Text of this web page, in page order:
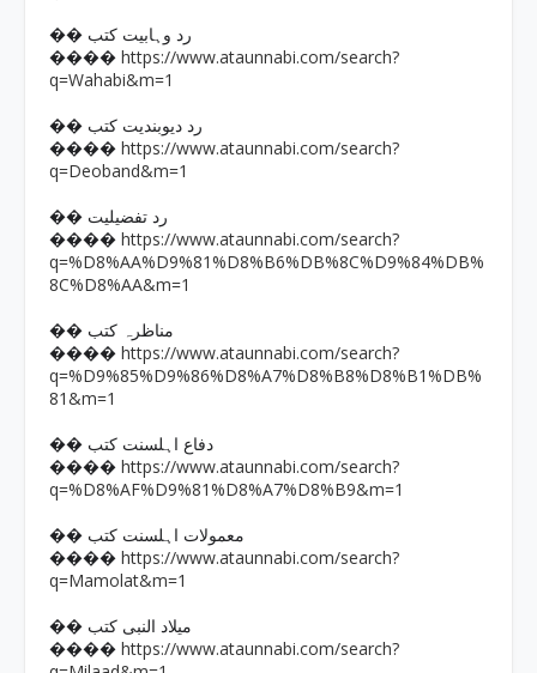
�� رد وہابیت کتب
���� https://www.ataunnabi.com/search?
q=Wahabi&m=1
�� رد دیوبندیت کتب
���� https://www.ataunnabi.com/search?
q=Deoband&m=1
�� رد تفضیلیت
���� https://www.ataunnabi.com/search?
q=%D8%AA%D9%81%D8%B6%DB%8C%D9%84%DB%
8C%D8%AA&m=1
�� مناظرہ کتب
���� https://www.ataunnabi.com/search?
q=%D9%85%D9%86%D8%A7%D8%B8%D8%B1%DB%
81&m=1
�� دفاع اہلسنت کتب
���� https://www.ataunnabi.com/search?
q=%D8%AF%D9%81%D8%A7%D8%B9&m=1
�� معمولات اہلسنت کتب
���� https://www.ataunnabi.com/search?
q=Mamolat&m=1
�� میلاد النبی کتب
���� https://www.ataunnabi.com/search?